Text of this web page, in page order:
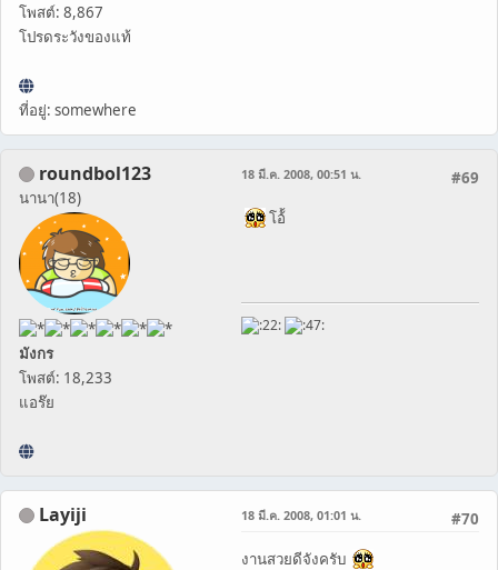
โพสต์: 8,867
โปรดระวังของแท้
ที่อยู่: somewhere
roundbol123
นานา(18)
มังกร
โพสต์: 18,233
แอร๊ย
#69
18 มี.ค. 2008, 00:51 น.
โอ้้
Layiji #70
18 มี.ค. 2008, 01:01 น.
งานสวยดีจังครับ